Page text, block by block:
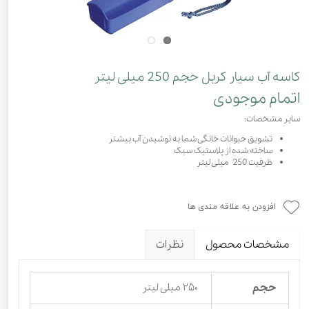
کاسه آب سیار کربل حجم 250 میلی لیتر
اتمام موجودی
سایر مشخصات:
تشویق حیوانات خانگی شما به نوشیدن آب بیشتر
ساخته شده از پلاستیک سبک
ظرفیت 250 میلی لیتر
افزودن به علاقه مندی ها
مشخصات محصول نظرات
حجم ۲۵۰ میلی لیتر